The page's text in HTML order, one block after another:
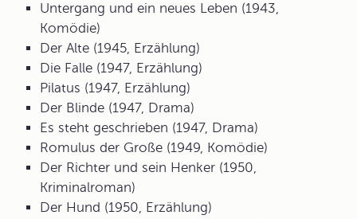
Untergang und ein neues Leben (1943,
Komödie)
Der Alte (1945, Erzählung)
Die Falle (1947, Erzählung)
Pilatus (1947, Erzählung)
Der Blinde (1947, Drama)
Es steht geschrieben (1947, Drama)
Romulus der Große (1949, Komödie)
Der Richter und sein Henker (1950,
Kriminalroman)
Der Hund (1950, Erzählung)